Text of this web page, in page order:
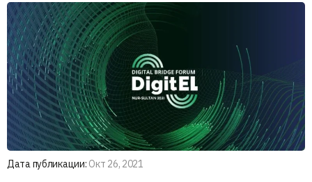
Дата публикации: Окт 26, 2021